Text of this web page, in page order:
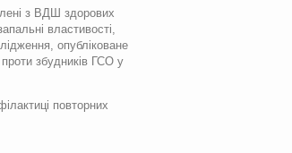
з ВДШ здорових
властивості,
опубліковане
збудників ГСО у
повторних